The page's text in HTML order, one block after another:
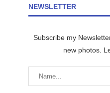
NEWSLETTER
Subscribe my
new photos.